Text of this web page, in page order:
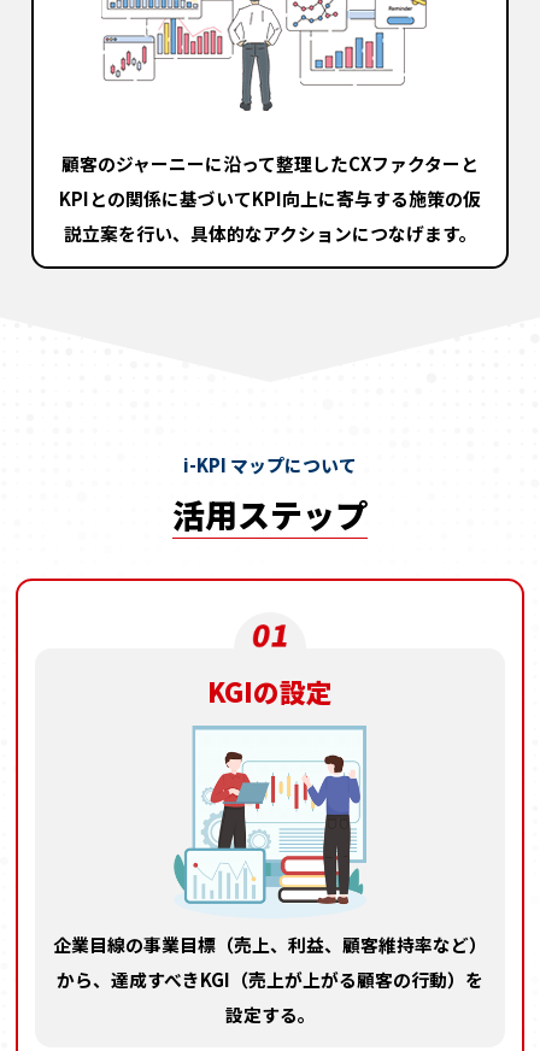
顧客のジャーニーに沿って整理したCXファクターと
KPIとの関係に基づいてKPI向上に寄与する施策の仮
説立案を行い、 具体的なアクションにつなげます。
i-KPI マップについて
活用ステップ
KGIの設定
企業目線の事業目標 （売上、利益、顧客維持率など）
から、 達成すべきKGI （売上が上がる顧客の行動）を
設定する。